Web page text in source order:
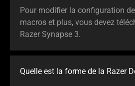
Pour modifier la configuration
macros et plus, vous devez
Razer Synapse 3.
Quelle est la forme de la Razer